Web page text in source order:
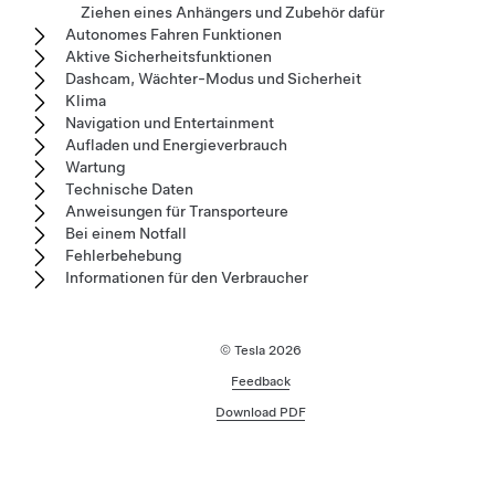
Ziehen eines Anhängers und Zubehör dafür
Autonomes Fahren Funktionen
Aktive Sicherheitsfunktionen
Dashcam, Wächter-Modus und Sicherheit
Klima
Navigation und Entertainment
Aufladen und Energieverbrauch
Wartung
Technische Daten
Anweisungen für Transporteure
Bei einem Notfall
Fehlerbehebung
Informationen für den Verbraucher
© Tesla 2026
Feedback
Download PDF